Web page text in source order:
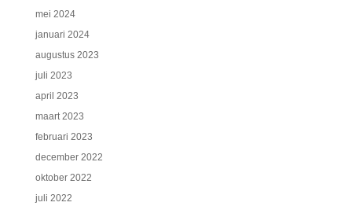
mei 2024
januari 2024
augustus 2023
juli 2023
april 2023
maart 2023
februari 2023
december 2022
oktober 2022
juli 2022